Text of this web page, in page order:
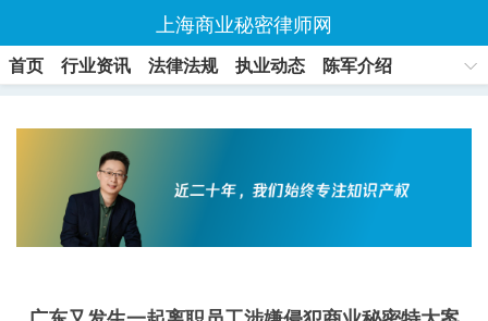
上海商业秘密律师网
首页 行业资讯 法律法规 执业动态
陈军介绍